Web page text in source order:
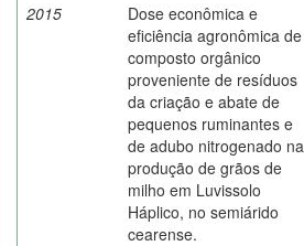
2015
Dose econômica e
eficiência agronômica de
composto orgânico
proveniente de resíduos
da criação e abate de
pequenos ruminantes e
de adubo nitrogenado na
produção de grãos de
milho em Luvissolo
Háplico, no semiárido
cearense.